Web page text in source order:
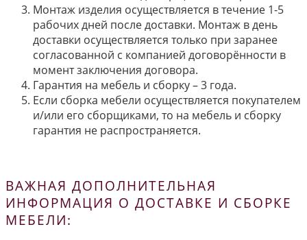
Монтаж изделия осуществляется в течение 1-5
рабочих дней после доставки. Монтаж в день
доставки осуществляется только при заранее
согласованной с компанией договорённости в
момент заключения договора.
Гарантия на мебель и сборку – 3 года.
Если сборка мебели осуществляется покупателем
и/или его сборщиками, то на мебель и сборку
гарантия не распространяется.
ВАЖНАЯ ДОПОЛНИТЕЛЬНАЯ
ИНФОРМАЦИЯ О ДОСТАВКЕ И СБОРКЕ
МЕБЕЛИ: